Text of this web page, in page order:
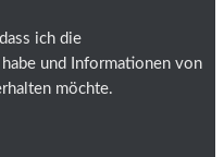
ich die
und Informationen von
möchte.